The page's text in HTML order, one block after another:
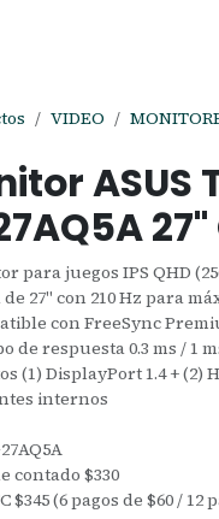
VIDEO
ASUS
27"
para juegos IPS QHD
27" con 210 Hz para
con FreeSync
de respuesta 0.3 ms / 1
(1) DisplayPort 1.4 + (2)
internos
contado $330
$345 (6 pagos de $60 / 12